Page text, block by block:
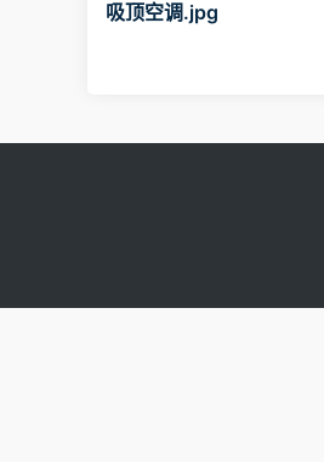
吸顶空调.jpg